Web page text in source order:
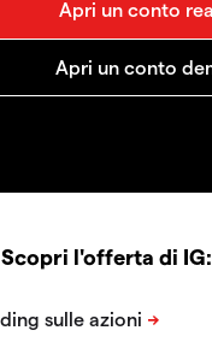
Scopri l'offerta di IG: